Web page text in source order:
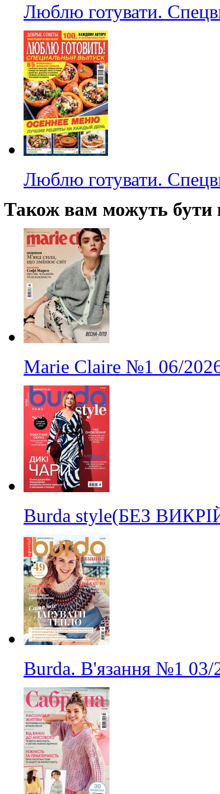
Люблю готувати.
Люблю готувати.
Також вам можуть бути
Marie Claire №1 06/
Burda style(БЕЗ
Burda. В'язання №1 03/